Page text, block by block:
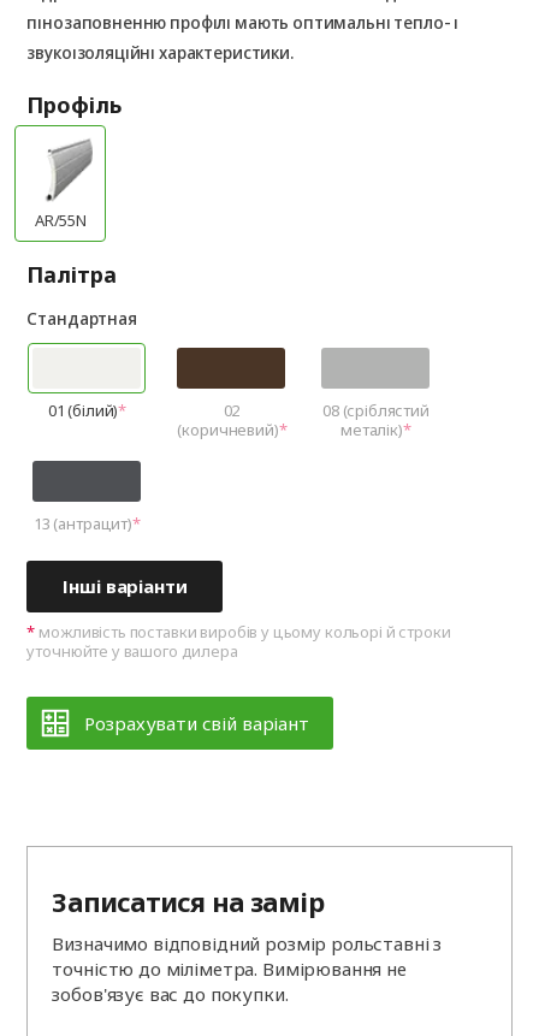
пінозаповненню профілі мають оптимальні тепло- і
звукоізоляційні характеристики.
Профіль
AR/55N
Палітра
Стандартная
01 (білий)
02
(коричневий)
08 (сріблястий
металік)
13 (антрацит)
Інші варіанти
можливість поставки виробів у цьому кольорі й строки
уточнюйте у вашого дилера
Розрахувати свій варіант
Записатися на замір
Визначимо відповідний розмір рольставні з
точністю до міліметра. Вимірювання не
зобов'язує вас до покупки.